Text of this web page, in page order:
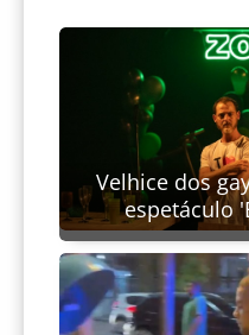
Velhice dos
espetáculo